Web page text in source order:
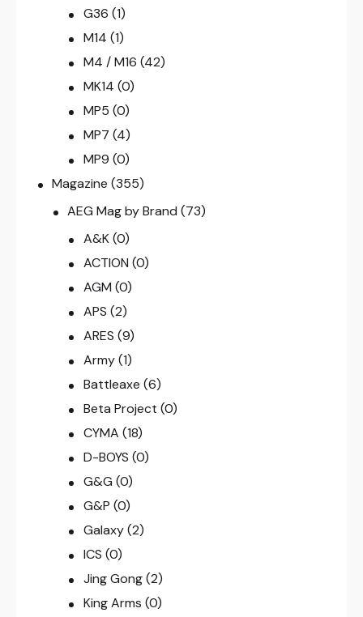
G36 (1)
M14 (1)
M4 / M16 (42)
MK14 (0)
MP5 (0)
MP7 (4)
MP9 (0)
Magazine (355)
AEG Mag by Brand (73)
A&K (0)
ACTION (0)
AGM (0)
APS (2)
ARES (9)
Army (1)
Battleaxe (6)
Beta Project (0)
CYMA (18)
D-BOYS (0)
G&G (0)
G&P (0)
Galaxy (2)
ICS (0)
Jing Gong (2)
King Arms (0)